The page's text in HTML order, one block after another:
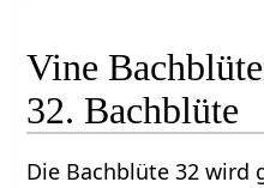
Vine
32. Bachblüte
Die Bachblüte 32 wird